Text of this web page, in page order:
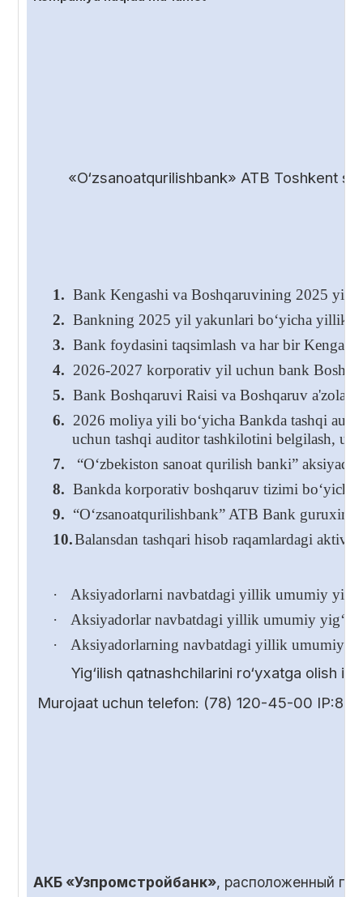
«O‘zsanoatqurilishbank» ATB Toshkent
1. Bank Kengashi va Boshqaruvining 2025 yil
2. Bankning 2025 yil yakunlari bo‘yicha yillik
3. Bank foydasini taqsimlash va har bir
4. 2026-2027 korporativ yil uchun bank
5. Bank Boshqaruvi Raisi va Boshqaruv
6. 2026 moliya yili bo‘yicha Bankda tashqi
uchun tashqi auditor tashkilotini belgilash,
7.
“O‘zbekiston sanoat qurilish banki”
8. Bankda korporativ boshqaruv tizimi
9. “O‘zsanoatqurilishbank” ATB Bank
10.Balansdan tashqari hisob raqamlardagi
·
Aksiyadorlarni navbatdagi yillik umumiy
·
Aksiyadorlar navbatdagi yillik umumiy
·
Aksiyadorlarning navbatdagi yillik umumiy
Yig‘ilish qatnashchilarini ro‘yxatga olish
Murojaat uchun telefon: (78) 120-45-00 IP:85-
АКБ «Узпромстройбанк», расположенный по